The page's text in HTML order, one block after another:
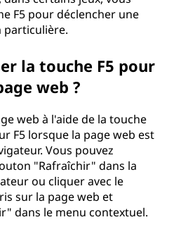
F5 pour déclencher une
particulière.
la touche F5 pour
web ?
web à l'aide de la touche
F5 lorsque la page web est
Vous pouvez
"Rafraîchir" dans la
ou cliquer avec le
sur la page web et
dans le menu contextuel.